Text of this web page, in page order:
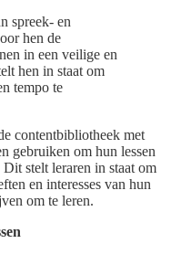
spreek- en
hen de
in een veilige en
hen in staat om
tempo te
contentbibliotheek met
gebruiken om hun lessen
stelt leraren in staat om
en interesses van hun
om te leren.